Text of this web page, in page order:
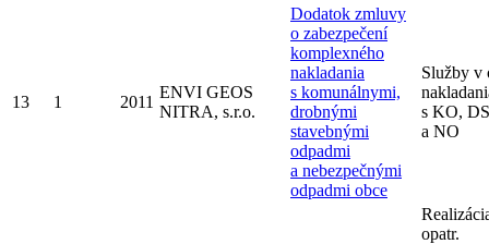
13 1 2011
ENVI GEOS
NITRA, s.r.o.
Dodatok zmluvy
o zabezpečení
komplexného
nakladania
s komunálnymi,
drobnými
stavebnými
odpadmi
a nebezpečnými
odpadmi obce
Služby v
s KO,
a NO
opatr.